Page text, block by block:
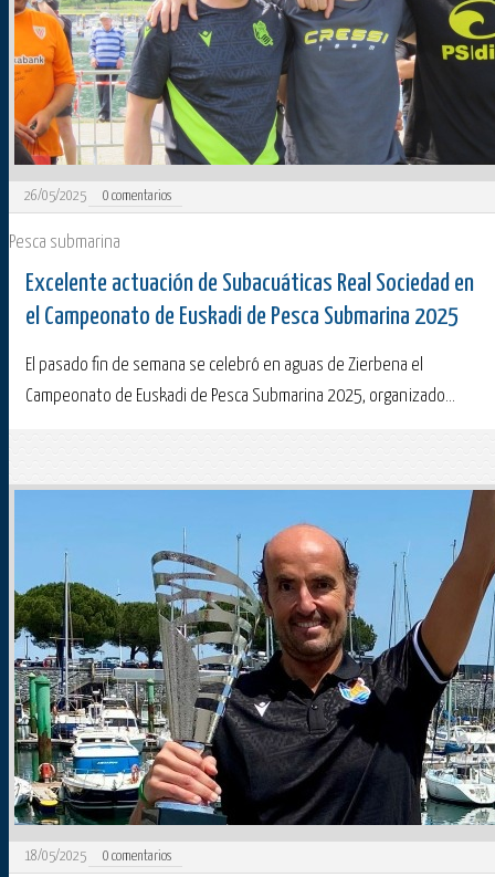
26/05/2025 0 comentarios
Pesca submarina
Excelente actuación de Subacuáticas Real Sociedad en
el Campeonato de Euskadi de Pesca Submarina 2025
El pasado fin de semana se celebró en aguas de Zierbena el
Campeonato de Euskadi de Pesca Submarina 2025, organizado...
18/05/2025 0 comentarios